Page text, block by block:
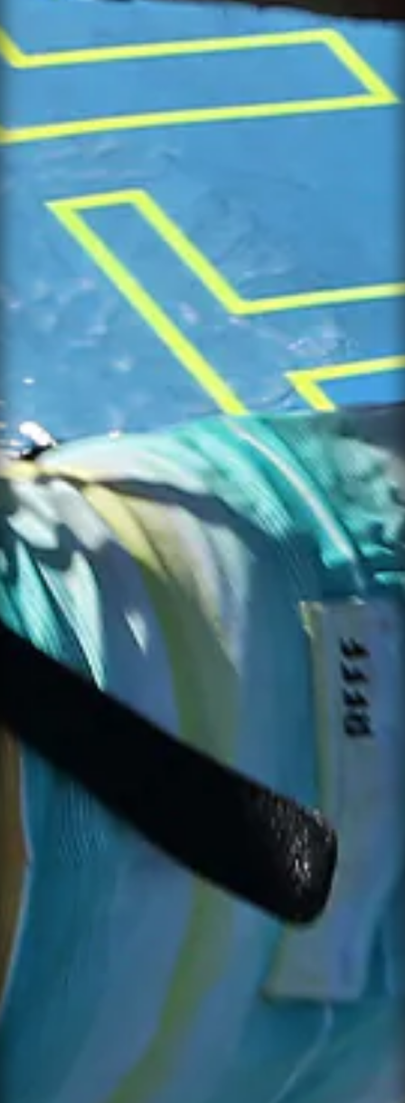
CONTACT
SUPPORT
NAME *
EMAIL *
PHONE
SUBJECT
MESSAGE *
SEND MESSAGE
WHEN
AVAILABLE
Leave your details and the variant you
want. We will let you know when it is
available again.
PRODUCT
VARIANT
NAME *
EMAIL *
PHONE
MESSAGE
NOTIFY ME